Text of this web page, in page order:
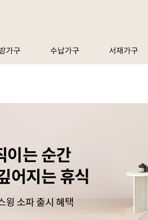
가구 수납가구 서재가구
이는 순간
어지는 휴식
윙 소파 출시 혜택